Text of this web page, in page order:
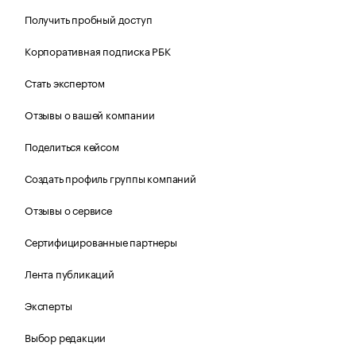
Получить пробный доступ
Корпоративная подписка РБК
Стать экспертом
Отзывы о вашей компании
Поделиться кейсом
Создать профиль группы компаний
Отзывы о сервисе
Сертифицированные партнеры
Лента публикаций
Эксперты
Выбор редакции